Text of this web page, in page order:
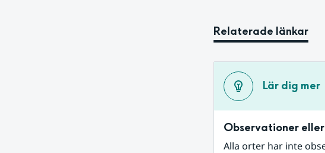
Relaterade länkar
Lär dig mer
Observationer
Alla orter har inte